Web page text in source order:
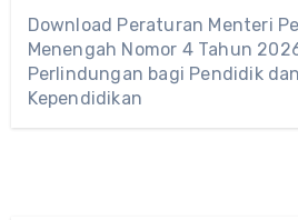
Download Peraturan Menteri
Menengah Nomor 4 Tahun
Perlindungan bagi Pendidik
Kependidikan